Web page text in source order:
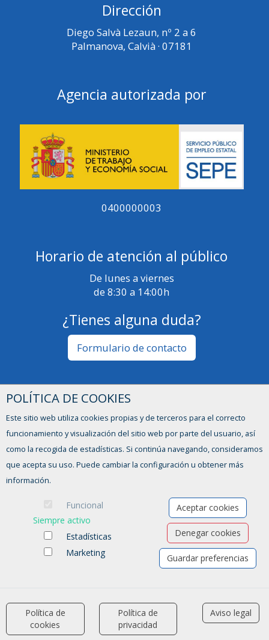
Dirección
Diego Salvà Lezaun, nº 2 a 6
Palmanova, Calvià · 07181
Agencia autorizada por
0400000003
Horario de atención al público
De lunes a viernes
de 8:30 a 14:00h
¿Tienes alguna duda?
Formulario de contacto
Aviso legal-Política de privacidad Política de Cookies-Accesibilidad
Software para las Agencias de colocación
POLÍTICA DE COOKIES
Este sitio web utiliza cookies propias y de terceros para el correcto
funcionamiento y visualización del sitio web por parte del usuario, así
como la recogida de estadísticas. Si continúa navegando, consideramos
que acepta su uso. Puede cambiar la configuración u obtener más
información.
Funcional
Siempre activo
Estadísticas
Marketing
Aceptar cookies
Denegar cookies
Guardar preferencias
Política de
cookies
Política de
privacidad
Aviso legal